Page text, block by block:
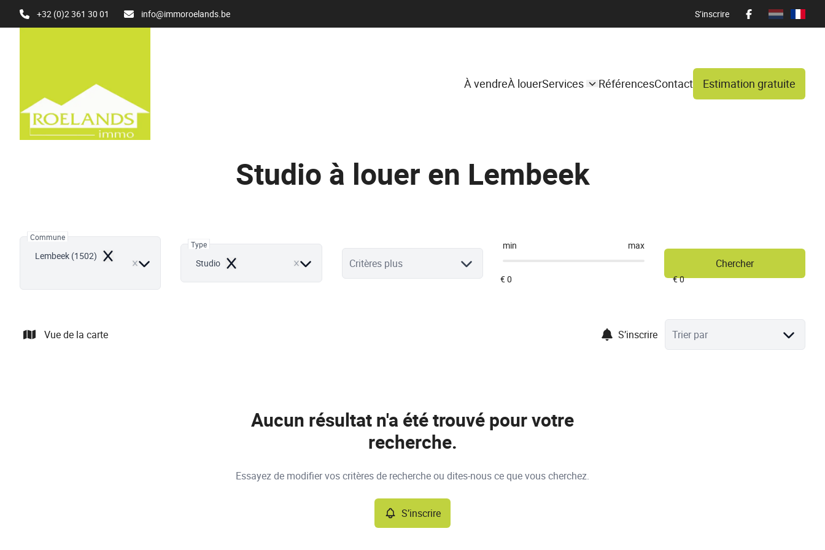
Aller au contenu principal
+32 (0)2 361 30 01 info@immoroelands.be S’inscrire
À vendreÀ louerServices RéférencesContact Estimation gratuite
Studio à louer en Lembeek
Commune
Lembeek (1502) Remove
Type
Studio Remove Critères plus
min max
Chercher
Vue de la carte S’inscrire Trier par
Aucun résultat n'a été trouvé pour votre
recherche.
Essayez de modifier vos critères de recherche ou dites-nous ce que vous cherchez.
S’inscrire